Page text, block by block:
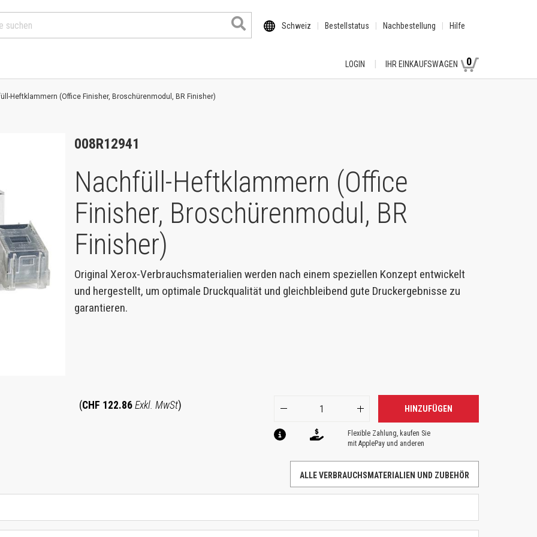
Schweiz Bestellstatus Nachbestellung Hilfe
LOGIN IHR EINKAUFSWAGEN 0
Heftklammern (Office Finisher, Broschürenmodul, BR Finisher)
008R12941
Nachfüll-Heftklammern (Office
Finisher, Broschürenmodul, BR
Finisher)
Original Xerox-Verbrauchsmaterialien werden nach einem speziellen Konzept entwickelt
und hergestellt, um optimale Druckqualität und gleichbleibend gute Druckergebnisse zu
garantieren.
(CHF 122.86 Exkl. MwSt) HINZUFÜGEN
Flexible Zahlung, kaufen Sie
mit ApplePay und anderen
ALLE VERBRAUCHSMATERIALIEN UND ZUBEHÖR